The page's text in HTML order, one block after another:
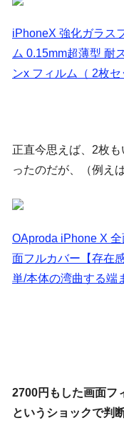
iPhoneX 強化ガラス
ム 0.15mm超薄型 耐
ンx フィルム（ 2枚セ
正直今思えば、2枚
ったのだが、（例え
OAproda iPhone X
面フルカバー【存在
単/本体の湾曲する端
2700円もした画面フ
というショックで判